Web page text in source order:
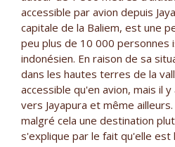
accessible par avion depuis
capitale de la Baliem, est une
peu plus de 10 000 personnes
indonésien. En raison de sa
dans les hautes terres de la
accessible qu'en avion, mais il
vers Jayapura et même
malgré cela une destination
s'explique par le fait qu'elle est